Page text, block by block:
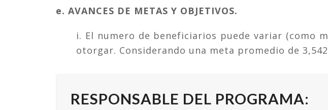
e. AVANCES DE METAS Y OBJETIVOS.
i. El numero de beneficiarios puede variar (como
otorgar. Considerando una meta promedio de
RESPONSABLE DEL PROGRAMA: